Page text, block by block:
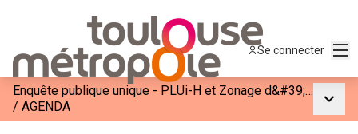
Se connecter
Enquête publique unique - PLUi-H et Zonage d&#39;Assainissement de Toulouse Métropole
/ AGENDA